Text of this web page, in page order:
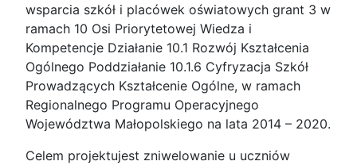
wsparcia szkół i placówek oświatowych grant 3 w
ramach 10 Osi Priorytetowej Wiedza i
Kompetencje Działanie 10.1 Rozwój Kształcenia
Ogólnego Poddziałanie 10.1.6 Cyfryzacja Szkół
Prowadzących Kształcenie Ogólne, w ramach
Regionalnego Programu Operacyjnego
Województwa Małopolskiego na lata 2014 – 2020.
Celem projektujest zniwelowanie u uczniów